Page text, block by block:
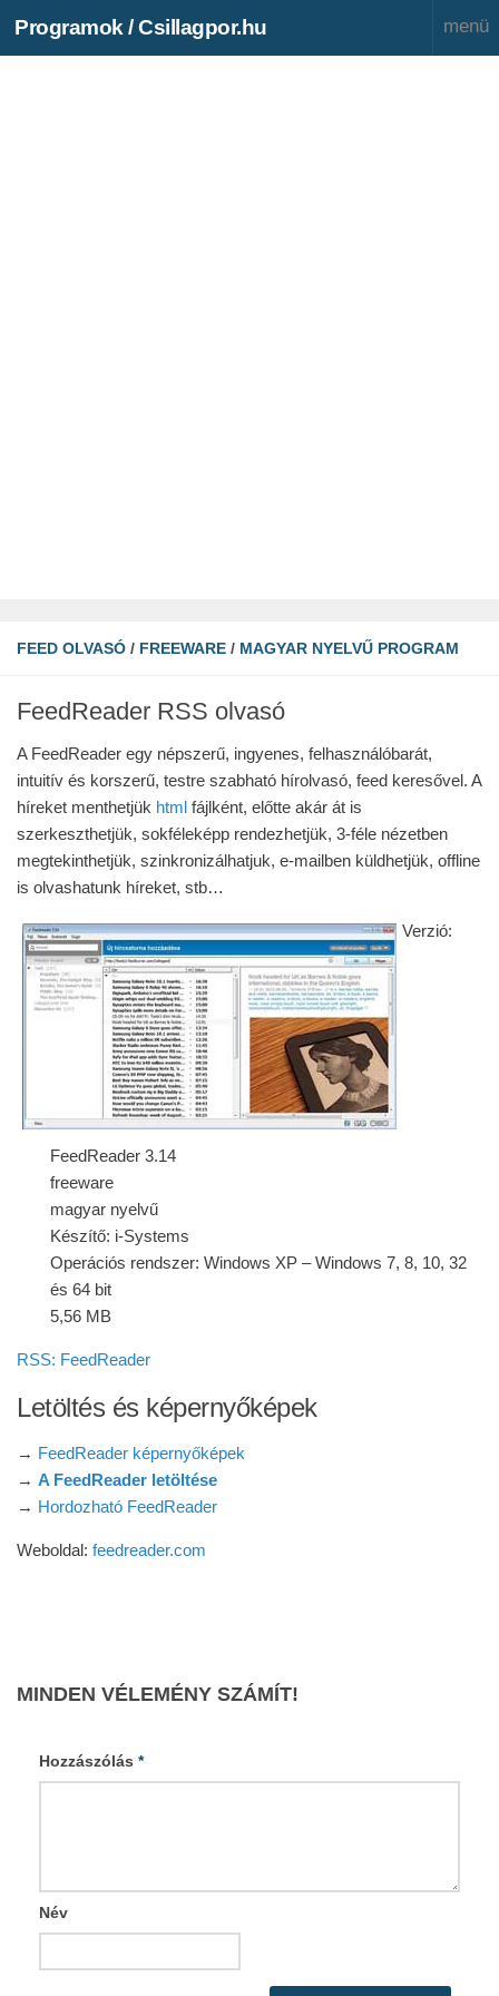
Programok / Csillagpor.hu
FEED OLVASÓ / FREEWARE / MAGYAR NYELVŰ PROGRAM
FeedReader RSS olvasó
A FeedReader egy népszerű, ingyenes, felhasználóbarát,
intuitív és korszerű, testre szabható hírolvasó, feed keresővel. A
híreket menthetjük html fájlként, előtte akár át is
szerkeszthetjük, sokféleképp rendezhetjük, 3-féle nézetben
megtekinthetjük, szinkronizálhatjuk, e-mailben küldhetjük, offline
is olvashatunk híreket, stb…
Verzió:
FeedReader 3.14
freeware
magyar nyelvű
Készítő: i-Systems
Operációs rendszer: Windows XP – Windows 7, 8, 10, 32
és 64 bit
5,56 MB
RSS: FeedReader
Letöltés és képernyőképek
→ FeedReader képernyőképek
→ A FeedReader letöltése
→ Hordozható FeedReader
Weboldal: feedreader.com
MINDEN VÉLEMÉNY SZÁMÍT!
Hozzászólás *
Név